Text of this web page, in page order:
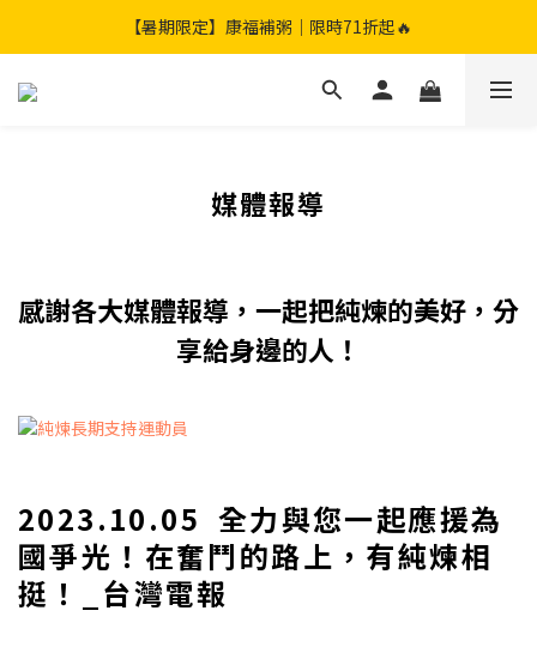
【暑期限定】限定團購組｜加贈兩包滴雞精🎁
【暑期限定】康福補粥｜限時71折起🔥
【暑期限定】限定團購組｜加贈兩包滴雞精🎁
媒體報導
感謝各大媒體報導，一起把純煉的美好，分
享給身邊的人！
2023.10.05 全力與您一起應援為
國爭光！在奮鬥的路上，有純煉相
挺！_台灣電報